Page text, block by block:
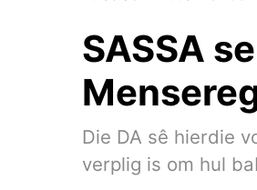
SASSA
Die DA sê hierdie
verplig is om hul